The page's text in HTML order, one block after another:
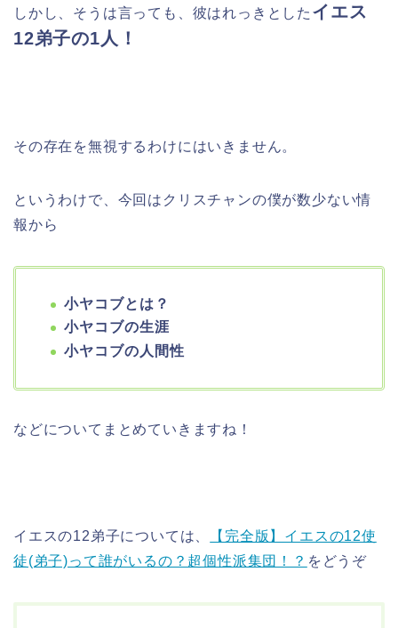
しかし、そうは言っても、彼はれっきとした イエス
12弟子の1人！
その存在を無視するわけにはいきません。
というわけで、今回はクリスチャンの僕が数少ない情
報から
小ヤコブとは？
小ヤコブの生涯
小ヤコブの人間性
などについてまとめていきますね！
イエスの12弟子については、
【完全版】イエスの12使
徒(弟子)って誰がいるの？超個性派集団！？ をどうぞ